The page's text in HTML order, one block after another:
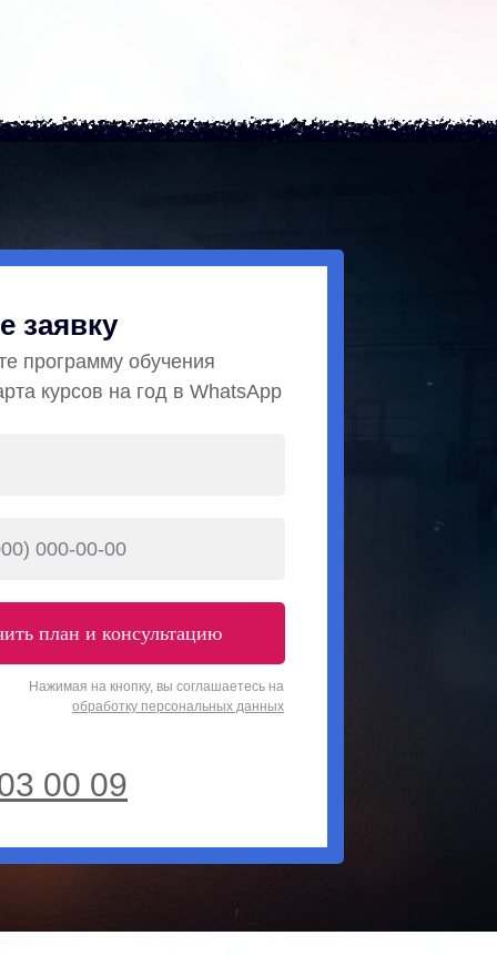
заявку
программу обучения
курсов на год в WhatsApp
Нажимая на кнопку, вы соглашаетесь на
обработку персональных данных
00 09
план и консультацию